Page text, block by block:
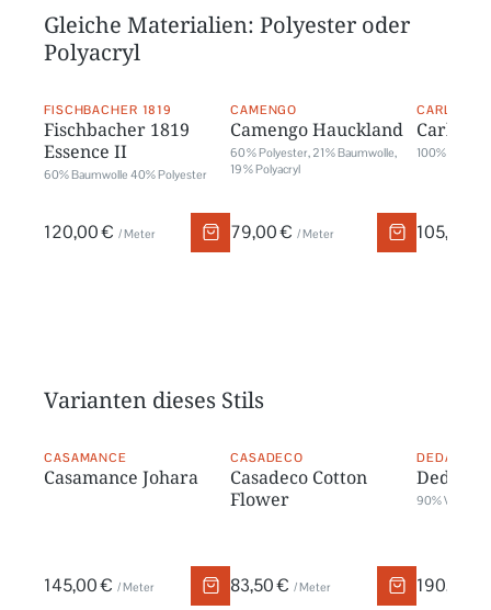
Gleiche Materialien: Polyester oder
Polyacryl
FISCHBACHER 1819
Fischbacher 1819
Essence II
60% Baumwolle 40% Polyester
120,00 € / Meter
CAMENGO
Camengo Hauckland
60 % Polyester, 21 % Baumwolle,
19 % Polyacryl
79,00 € / Meter
CARLUCCI
Carlucci
100%
105,00 €
Varianten dieses Stils
CASAMANCE
Casamance Johara
145,00 € / Meter
CASADECO
Casadeco Cotton
Flower
83,50 € / Meter
DEDAR
Dedar
90% Viskose,
190,00 €